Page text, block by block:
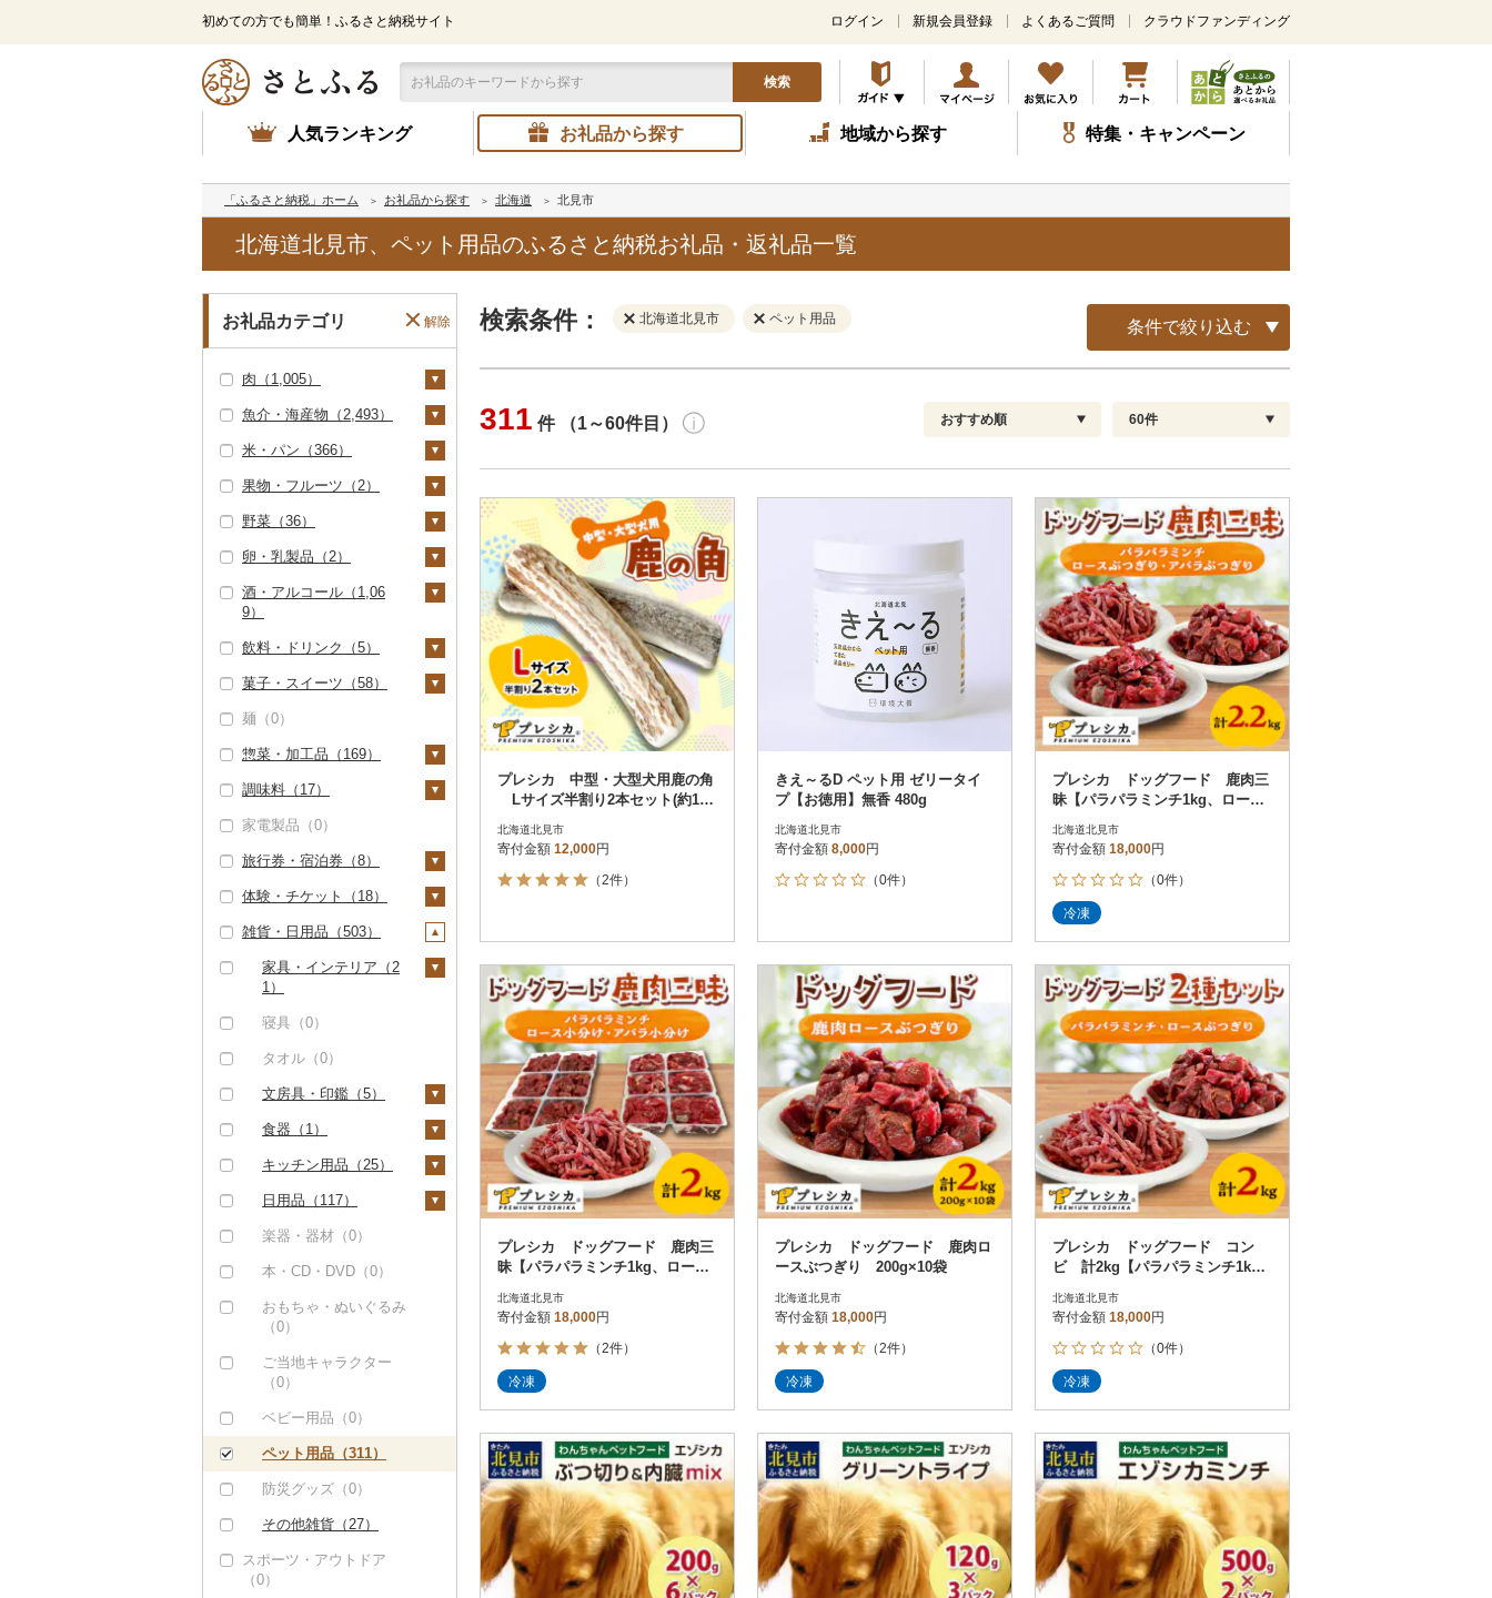
初めての方でも簡単！ふるさと納税サイト
メ
ン
コ
ン
テ
ツ
ッ
ログイン 新規会員登録 よくあるご質問 クラウドファンディング
検索
人気ランキング お礼品から探す 地域から探す 特集・キャンペーン
「ふるさと納税」ホーム お礼品から探す 北海道 北見市
北海道北見市、ペット用品のふるさと納税お礼品・返礼品一覧
お礼品カテゴリ 解除
肉（1,005）
牛肉（精肉）（1）
ステーキ（1）
すき焼き（0）
しゃぶしゃぶ（0）
焼肉（0）
牛タン（0）
神戸牛・神戸ビーフ
（0）
牛肉（加工品）（1
（12）
焼肉（0）
アグー豚（1）
その他豚肉（精肉）
2）
ハンバーグ（0）
ー（0）
ベーコン・サラミ
（0）
その他豚肉（加工品）
（482）
鶏肉（34）
（0）
唐揚げ（0）
中津からあげ（0）
水炊き（0）
地鶏（0）
赤鶏さつま（0）
その他鶏肉（31）
スカン）（649）
鴨肉（1）
猪肉（0）
その他肉・加工品
（4）
魚介・海産物（2,493）
カニ（579）
ズワイガニ（490）
タラバガニ（84）
毛ガニ（110）
かにしゃぶ（75）
エビ（18）
甘エビ（0）
ボタンエビ（7）
伊勢海老（0）
いくら（590）
うに（16）
明太子・たらこ（1
明太子（0）
たらこ（11）
その他魚卵（2）
数の子（2）
からすみ（0）
キャビア（0）
その他魚卵（0）
貝（600）
帆立（ホタテ）（56
その他貝（11）
うなぎ（0）
鮮魚（329）
鮭・サーモン（304）
マグロ（0）
イワシ（0）
カツオ（0）
金目鯛（0）
クエ（0）
イカ・タコ（345）
イカ（88）
タコ（257）
海苔・海藻（3）
海苔（0）
わかめ（0）
ひじき（0）
その他海苔・海藻
（3）
干物（835）
ししゃも（0）
その他干物（828）
その他魚介・加工品
（0）
（0）
その他魚介・加工品
（962）
米・パン（366）
米（353）
精米（350）
無洗米（0）
玄米（1）
（0）
ななつぼし（51）
雑穀（0）
餅（2）
その他穀物加工品
パン（4）
果物・フルーツ（2）
ぶどう・マスカット
もも（0）
メロン（2）
さくらんぼ（0）
梨（0）
マンゴー（0）
みかん・柑橘（0）
すいか（0）
キウイ（0）
柿（カキ）（0）
ドライフルーツ（0）
野菜（36）
いも（17）
じゃがいも（16）
トマト（0）
茄子（0）
レタス（0）
その他野菜（1）
卵・乳製品（2）
卵（0）
酒・アルコール（1,06
9）
ビール・発泡酒（1,05
ール（1,050）
リングワイン（0）
（0）
甘酒（0）
飲料・ドリンク（5）
水・ミネラルウォータ
（3）
飲料（0）
コーヒー豆（3）
粉（0）
ドリップ（0）
茶（2）
飲料（0）
茶葉・ティーバッグ
（2）
静岡茶（0）
足柄茶（0）
知覧茶（0）
八女茶（0）
その他茶（0）
果汁飲料（0）
紅茶（0）
その他飲料・ジュース
（0）
菓子・スイーツ（58）
ケーキ（38）
クッキー（6）
焼き菓子（7）
プリン（0）
ゼリー（0）
チョコレート（0）
カステラ（0）
アイス・ジェラート
（0）
その他洋菓子（7）
煎餅・おかき（0）
羊羹（0）
饅頭（0）
大福（0）
その他和菓子（1）
麺（0）
惣菜・加工品（169）
惣菜（21）
餃子（1）
シュウマイ（1）
コロッケ（4）
その他惣菜（12）
カレー・シチュー
その他鍋（0）
スープ（77）
豆腐・納豆（0）
漬物（2）
梅干（0）
キムチ（1）
その他漬物（2）
缶詰・瓶詰（12）
肉（3）
魚（0）
果物（0）
ジャム（0）
その他缶詰・瓶詰
乾物（3）
燻製（スモーク）
調味料（17）
砂糖（2）
塩（0）
醤油（2）
味噌（2）
酢（0）
家電製品（0）
旅行券・宿泊券（8）
旅行券（0）
宿泊券（8）
体験・チケット（18）
PayPay商品券（15）
食事券（0）
用券（0）
水族館（0）
動物園（0）
釣り（0）
ダイビング（0）
スキーチケット・リフ
（0）
その他体験・チケット
雑貨・日用品（503）
家具・インテリア（2
1）
タンス（0）
机・テーブル（3）
椅子・チェア・ソファ
ア（17）
寝具（0）
タオル（0）
文房具・印鑑（5）
ボールペン（0）
ノート・ファイル
食器（1）
グラス・カップ（0）
タンブラー（0）
箸（0）
スプーン・フォーク・
皿・椀（0）
弁当箱（0）
キッチン用品（25）
包丁（0）
フライパン（0）
鍋（25）
まな板（0）
その他キッチン用品
日用品（117）
洗剤（0）
トイレットペーパー
ティッシュ（0）
その他日用品（117）
楽器・器材（0）
本・CD・DVD（0）
おもちゃ・ぬいぐるみ
（0）
ご当地キャラクター
（0）
ベビー用品（0）
ペット用品（311）
防災グッズ（0）
その他雑貨（27）
スポーツ・アウトドア
（0）
検索条件： 北海道北見市 ペット用品 条件で絞り込む
円
決済方法 解除
PayPay
クレジットカード決済
Amazon Pay
楽天ペイ
メルペイ
コンビニ支払い
ソフトバンクまとめて支払い
d払い
金融機関(Pay-easy決済)
解除
解除
冷蔵便
配送指定 解除
お届け日時指定可
お届け時間帯指定可
発送される月指定可
その他 解除
さとふる限定のお礼品
定期便
さとふるアプリdeワンストップ申請
対象
結果を見る（
311 件 （1～60件目） おすすめ順
新着順
寄付金額が高い順
寄付金額が低い順
60件
60
90
120
プレシカ 中型・大型犬用鹿の角
Lサイズ半割り2本セット(約15c
m)
北海道北見市
寄付金額 12,000円
（2件）
きえ～るD ペット用 ゼリータイ
プ【お徳用】無香 480g
北海道北見市
寄付金額 8,000円
（0件）
プレシカ ドッグフード 鹿肉三
昧【パラパラミンチ1kg、ロース
ぶつぎり・アバラぶつぎり各600
g】
北海道北見市
寄付金額 18,000円
（0件）
冷凍
プレシカ ドッグフード 鹿肉三
昧【パラパラミンチ1kg、ロース
北海道北見市
寄付金額 18,000円
（2件）
冷凍
プレシカ ドッグフード 鹿肉ロ
ースぶつぎり 200g×10袋
北海道北見市
寄付金額 18,000円
（2件）
冷凍
プレシカ ドッグフード コン
ビ 計2kg【パラパラミンチ1k
北海道北見市
寄付金額 18,000円
（0件）
冷凍